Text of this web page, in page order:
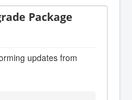
Package
updates from